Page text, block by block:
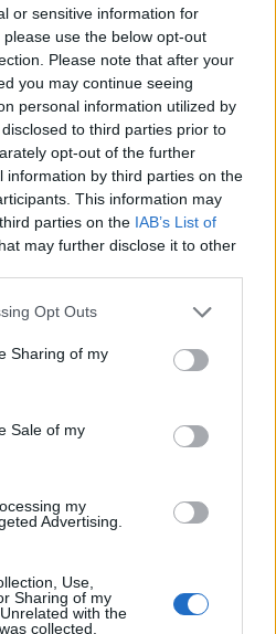
or sensitive information for
use the below opt-out
Please note that after your
you may continue seeing
personal information utilized by
to third parties prior to
opt-out of the further
information by third parties on the
This information may
parties on the IAB’s List of
may further disclose it to other
Opt Outs
Sharing of my
Sale of my
my
Advertising.
Use,
Sharing of my
with the
collected.
o nowe
w których
najważniejsze
serwisem. Nowe menu
dostępem do
i artykuły są dostępne
tematycznych: